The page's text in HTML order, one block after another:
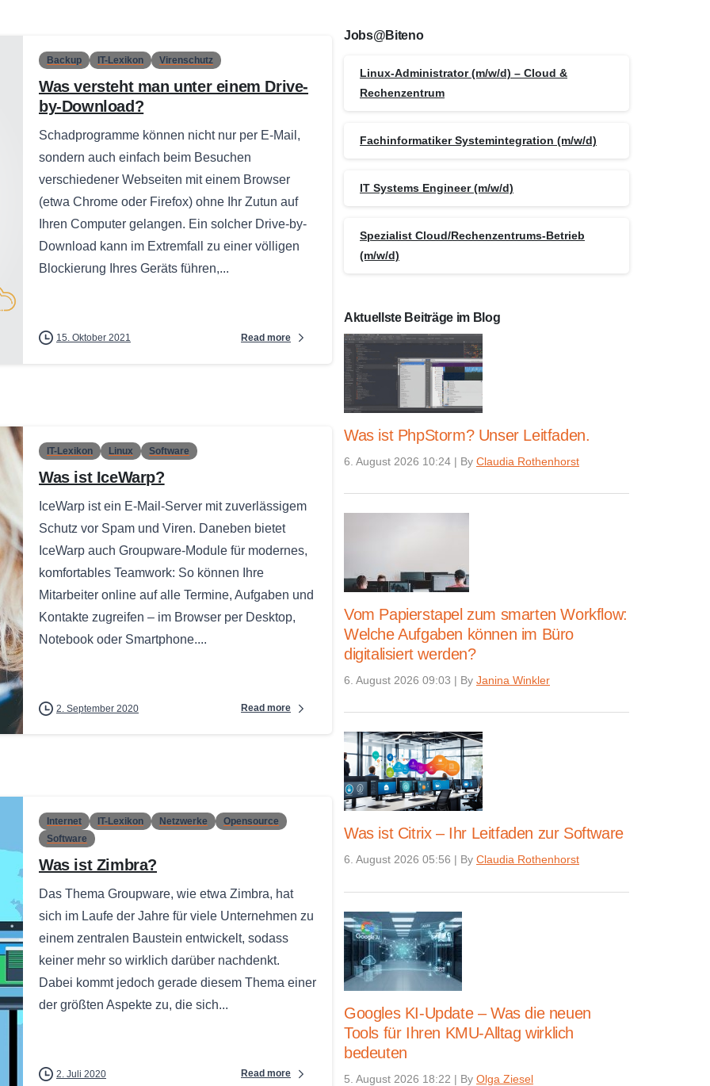
Backup IT-Lexikon Virenschutz
Was versteht man unter einem Drive-
by-Download?
Schadprogramme können nicht nur per E-Mail,
sondern auch einfach beim Besuchen
verschiedener Webseiten mit einem Browser
(etwa Chrome oder Firefox) ohne Ihr Zutun auf
Ihren Computer gelangen. Ein solcher Drive-by-
Download kann im Extremfall zu einer völligen
Blockierung Ihres Geräts führen,...
15. Oktober 2021 Read more
IT-Lexikon Linux Software
Was ist IceWarp?
IceWarp ist ein E-Mail-Server mit zuverlässigem
Schutz vor Spam und Viren. Daneben bietet
IceWarp auch Groupware-Module für modernes,
komfortables Teamwork: So können Ihre
Mitarbeiter online auf alle Termine, Aufgaben und
Kontakte zugreifen – im Browser per Desktop,
Notebook oder Smartphone....
2. September 2020 Read more
Internet IT-Lexikon Netzwerke
Opensource
Software
Was ist Zimbra?
Das Thema Groupware, wie etwa Zimbra, hat
sich im Laufe der Jahre für viele Unternehmen zu
einem zentralen Baustein entwickelt, sodass
keiner mehr so wirklich darüber nachdenkt.
Dabei kommt jedoch gerade diesem Thema einer
der größten Aspekte zu, die sich...
2. Juli 2020 Read more
Jobs@Biteno
Linux-Administrator (m/w/d) – Cloud &
Rechenzentrum
Fachinformatiker Systemintegration (m/w/d)
IT Systems Engineer (m/w/d)
Spezialist Cloud/Rechenzentrums-Betrieb
(m/w/d)
Aktuellste Beiträge im Blog
Was ist PhpStorm? Unser Leitfaden.
6. August 2026 10:24 | By Claudia Rothenhorst
Vom Papierstapel zum smarten Workflow:
Welche Aufgaben können im Büro
digitalisiert werden?
6. August 2026 09:03 | By Janina Winkler
Was ist Citrix – Ihr Leitfaden zur Software
6. August 2026 05:56 | By Claudia Rothenhorst
Googles KI-Update – Was die neuen
Tools für Ihren KMU-Alltag wirklich
bedeuten
5. August 2026 18:22 | By Olga Ziesel